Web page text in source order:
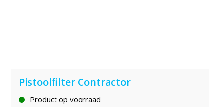
Pistoolfilter Contractor
Product op voorraad